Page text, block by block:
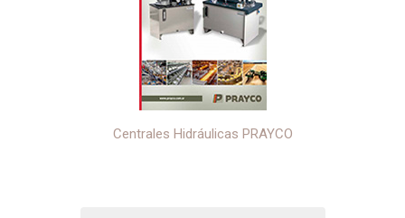
Centrales Hidráulicas PRAYCO